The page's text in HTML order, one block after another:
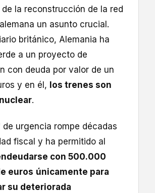
la reconstrucción de la red
un asunto crucial.
británico, Alemania ha
a un proyecto de
con deuda por valor de un
y en él,
los trenes son
.
de urgencia rompe décadas
fiscal y ha permitido al
con 500.000
euros únicamente para
su deteriorada